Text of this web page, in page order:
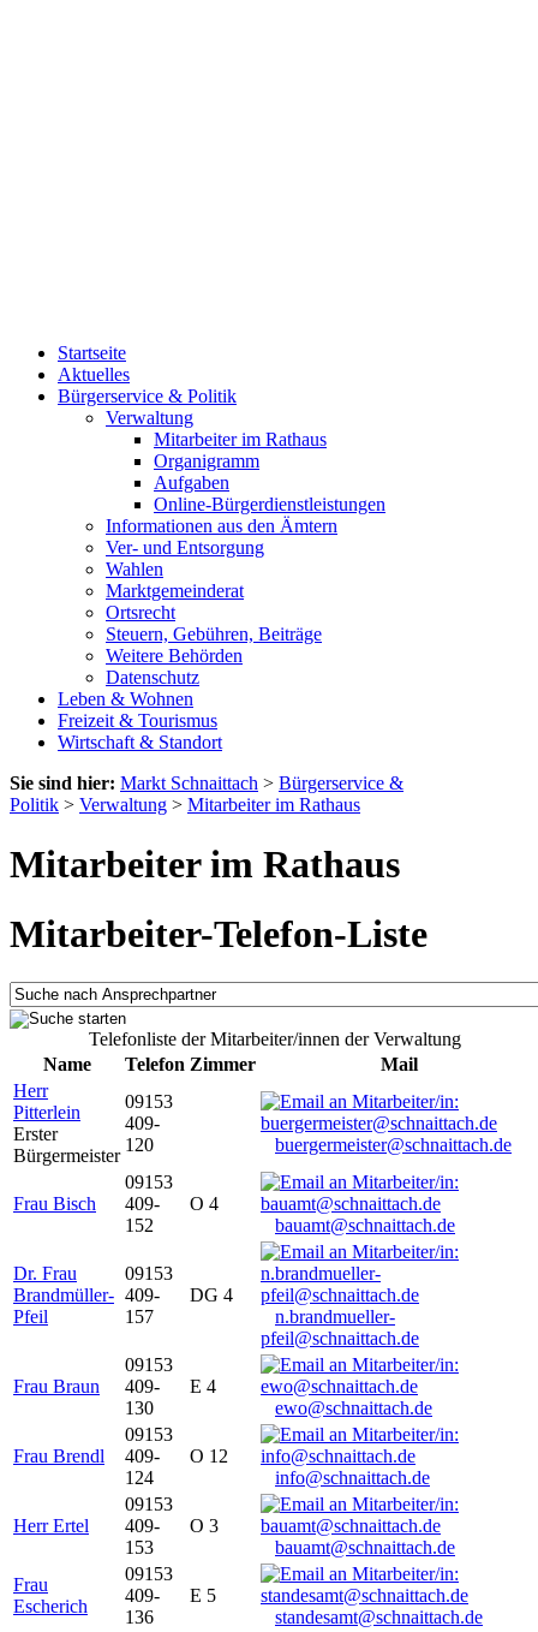
Startseite
Aktuelles
Bürgerservice & Politik
Verwaltung
Mitarbeiter im Rathaus
Organigramm
Aufgaben
Online-Bürgerdienstleistungen
Informationen aus den Ämtern
Ver- und Entsorgung
Wahlen
Marktgemeinderat
Ortsrecht
Steuern, Gebühren, Beiträge
Weitere Behörden
Datenschutz
Leben & Wohnen
Freizeit & Tourismus
Wirtschaft & Standort
Sie sind hier: Markt Schnaittach > Bürgerservice &
Politik > Verwaltung > Mitarbeiter im Rathaus
Mitarbeiter im Rathaus
Mitarbeiter-Telefon-Liste
Telefonliste der Mitarbeiter/innen der Verwaltung
Name
Telefon Zimmer
Mail
Herr
Pitterlein
Erster
Bürgermeister
09153
409-
120
buergermeister@schnaittach.de
Frau Bisch
09153
409-
152
O 4
bauamt@schnaittach.de
Dr. Frau
Brandmüller-
Pfeil
09153
409-
157
DG 4
n.brandmueller-
pfeil@schnaittach.de
Frau Braun
09153
409-
130
E 4
ewo@schnaittach.de
Frau Brendl
09153
409-
124
O 12
info@schnaittach.de
Herr Ertel
09153
409-
153
O 3
bauamt@schnaittach.de
Frau
Escherich
09153
409-
136
E 5
standesamt@schnaittach.de